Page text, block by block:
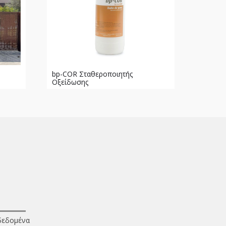
bp-COR Σταθεροποιητής
Οξείδωσης